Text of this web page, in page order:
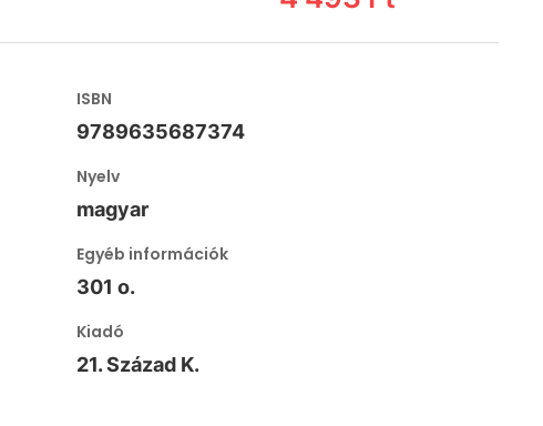
ISBN
9789635687374
Nyelv
magyar
Egyéb információk
301 o.
Kiadó
21. Század K.